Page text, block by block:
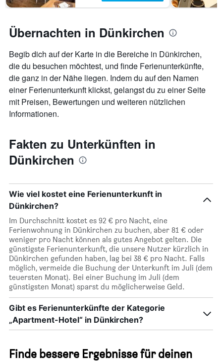
Übernachten in Dünkirchen
Begib dich auf der Karte in die Bereiche in Dünkirchen,
die du besuchen möchtest, und finde Ferienunterkünfte,
die ganz in der Nähe liegen. Indem du auf den Namen
einer Ferienunterkunft klickst, gelangst du zu einer Seite
mit Preisen, Bewertungen und weiteren nützlichen
Informationen.
Fakten zu Unterkünften in
Dünkirchen
Wie viel kostet eine Ferienunterkunft in
Dünkirchen?
Im Durchschnitt kostet es 92 € pro Nacht, eine
Ferienwohnung in Dünkirchen zu buchen, aber 81 € oder
weniger pro Nacht können als gutes Angebot gelten. Die
günstigste Ferienunterkunft, die unsere Nutzer kürzlich in
Dünkirchen gefunden haben, lag bei 38 € pro Nacht. Falls
möglich, vermeide die Buchung der Unterkunft im Juli (dem
teuersten Monat). Bei einer Buchung im Juli (dem
günstigsten Monat) sparst du möglicherweise Geld.
Gibt es Ferienunterkünfte der Kategorie
„Apartment-Hotel“ in Dünkirchen?
Finde bessere Ergebnisse für deinen